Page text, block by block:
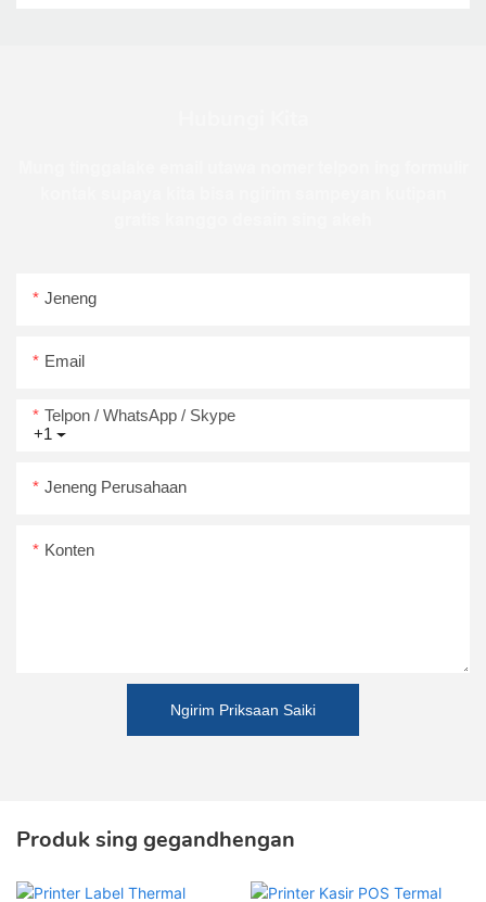
Jeneng
Email
+1
Telpon / WhatsApp / Skype
Jeneng Perusahaan
Konten
Ngirim Priksaan Saiki
Produk sing gegandhengan